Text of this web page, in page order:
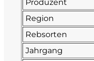
Produzent
Region
Rebsorten
Jahrgang
La Dolce Vigna
Limestone